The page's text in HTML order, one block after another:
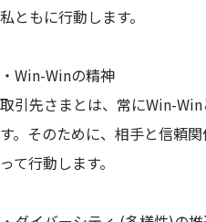
私ともに行動します。
・Win-Winの精神
取引先さまとは、常にWin-
す。そのために、相手と信頼
って行動します。